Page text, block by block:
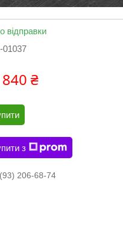
відправки
01037
840 ₴
з
206-68-74